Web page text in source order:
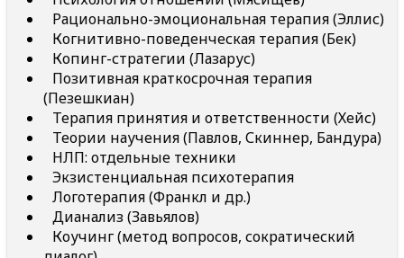
Рационально-эмоциональная терапия (Эллис)
Когнитивно-поведенческая терапия (Бек)
Копинг-стратегии (Лазарус)
Позитивная краткосрочная терапия
(Пезешкиан)
Терапия принятия и ответственности (Хейс)
Теории научения (Павлов, Скиннер, Бандура)
НЛП: отдельные техники
Экзистенциальная психотерапия
Логотерапия (Франкл и др.)
Дианализ (Завьялов)
Коучинг (метод вопросов, сократический